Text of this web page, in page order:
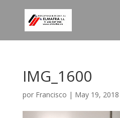
IMG_1600
por Francisco | May 19, 2018